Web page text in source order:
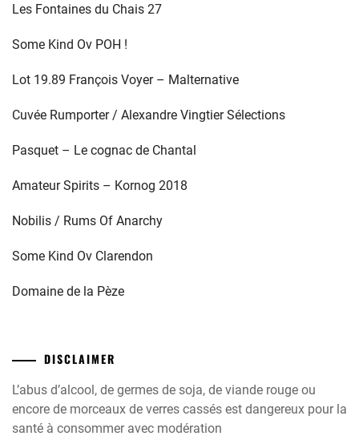
Les Fontaines du Chais 27
Some Kind Ov POH !
Lot 19.89 François Voyer – Malternative
Cuvée Rumporter / Alexandre Vingtier Sélections
Pasquet – Le cognac de Chantal
Amateur Spirits – Kornog 2018
Nobilis / Rums Of Anarchy
Some Kind Ov Clarendon
Domaine de la Pèze
DISCLAIMER
L’abus d’alcool, de germes de soja, de viande rouge ou
encore de morceaux de verres cassés est dangereux pour la
santé à consommer avec modération